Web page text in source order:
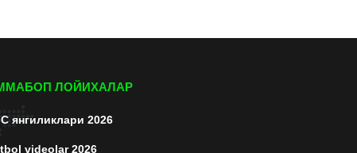
ЛОЙИХАЛАР
янгиликлари 2026
videolar 2026